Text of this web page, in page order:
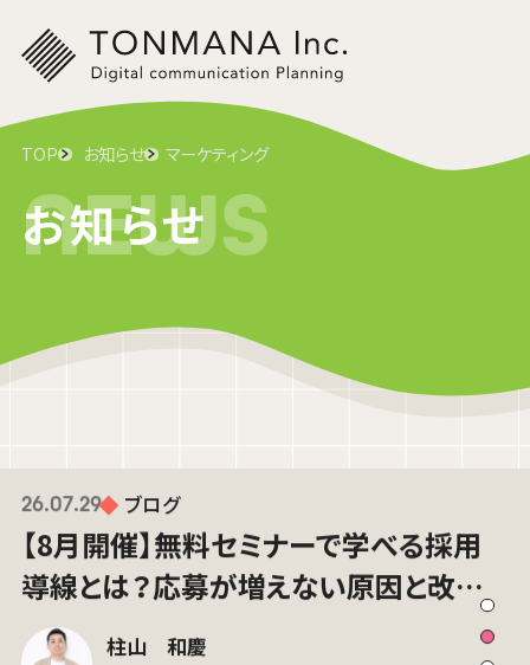
TOP お知らせ マーケティング
お知らせ
NEWS
26.07.29 ブログ
導線とは？応募が増えない原因と改善
の型
NEW